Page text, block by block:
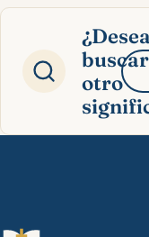
buscar
otro